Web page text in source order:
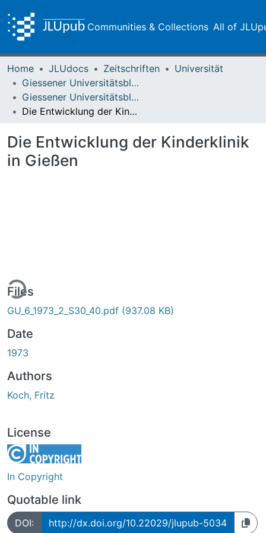
Communities & Collections All of
Home JLUdocs Zeitschriften
Universität
Giessener Universitätsblätter
Giessener Universitätsblätter 06 (1973) Heft 2
Die Entwicklung der Kinderklinik in Gießen
Die Entwicklung der Kinderklinik
in Gießen
Files
GU_6_1973_2_S30_40.pdf (937.08 KB)
Date
1973
Authors
Koch, Fritz
License
In Copyright
Quotable link
DOI: http://dx.doi.org/10.22029/jlupub-5034